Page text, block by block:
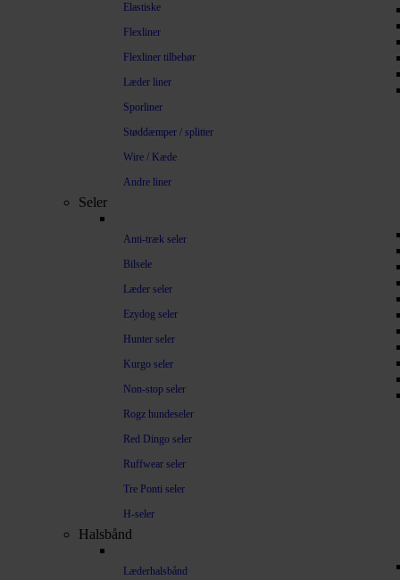
Elastiske
Flexliner
Flexliner tilbehør
Læder liner
Sporliner
Støddæmper / splitter
Wire / Kæde
Andre liner
Seler
Anti-træk seler
Bilsele
Læder seler
Ezydog seler
Hunter seler
Kurgo seler
Non-stop seler
Rogz hundeseler
Red Dingo seler
Ruffwear seler
Tre Ponti seler
H-seler
Halsbånd
Læderhalsbånd